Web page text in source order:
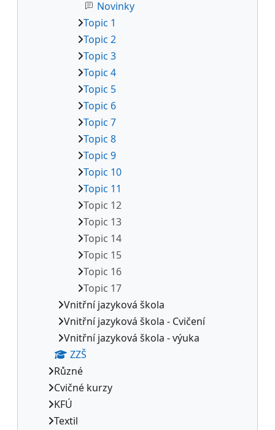
Novinky
Topic 1
Topic 2
Topic 3
Topic 4
Topic 5
Topic 6
Topic 7
Topic 8
Topic 9
Topic 10
Topic 11
Topic 12
Topic 13
Topic 14
Topic 15
Topic 16
Topic 17
Vnitřní jazyková škola
Vnitřní jazyková škola - Cvičení
Vnitřní jazyková škola - výuka
ZZŠ
Různé
Cvičné kurzy
KFÚ
Textil